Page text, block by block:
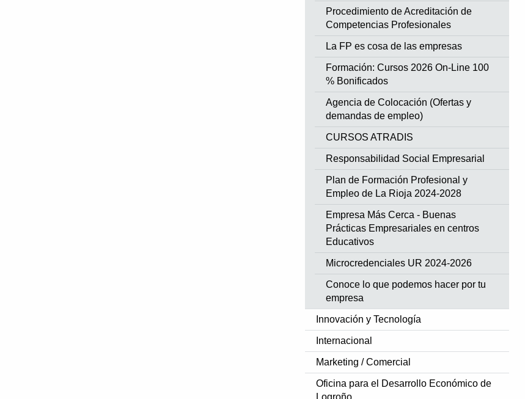
Procedimiento de Acreditación de
Competencias Profesionales
La FP es cosa de las empresas
Formación: Cursos 2026 On-Line 100
% Bonificados
Agencia de Colocación (Ofertas y
demandas de empleo)
CURSOS ATRADIS
Responsabilidad Social Empresarial
Plan de Formación Profesional y
Empleo de La Rioja 2024-2028
Empresa Más Cerca - Buenas
Prácticas Empresariales en centros
Educativos
Microcredenciales UR 2024-2026
Conoce lo que podemos hacer por tu
empresa
Innovación y Tecnología
Internacional
Marketing / Comercial
Oficina para el Desarrollo Económico de
Logroño